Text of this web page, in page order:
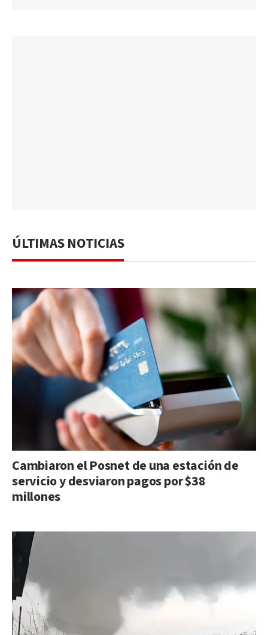
ÚLTIMAS NOTICIAS
Cambiaron el Posnet de una estación de
servicio y desviaron pagos por $38
millones